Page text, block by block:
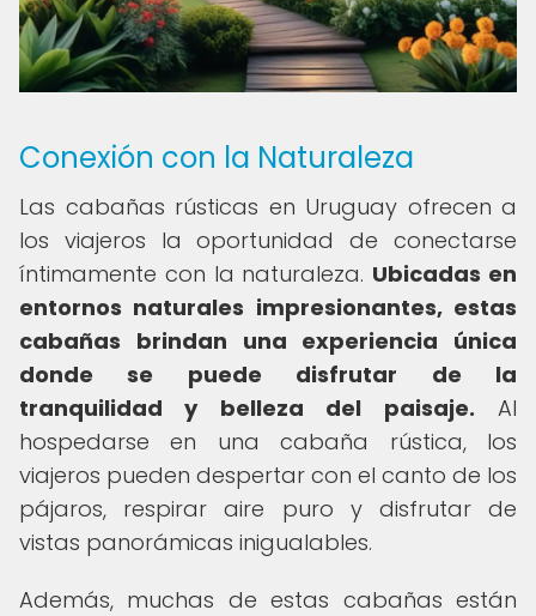
Conexión con la Naturaleza
Las cabañas rústicas en Uruguay ofrecen a
los viajeros la oportunidad de conectarse
íntimamente con la naturaleza. Ubicadas en
entornos naturales impresionantes, estas
cabañas brindan una experiencia única
donde se puede disfrutar de la
tranquilidad y belleza del paisaje. Al
hospedarse en una cabaña rústica, los
viajeros pueden despertar con el canto de los
pájaros, respirar aire puro y disfrutar de
vistas panorámicas inigualables.
Además, muchas de estas cabañas están